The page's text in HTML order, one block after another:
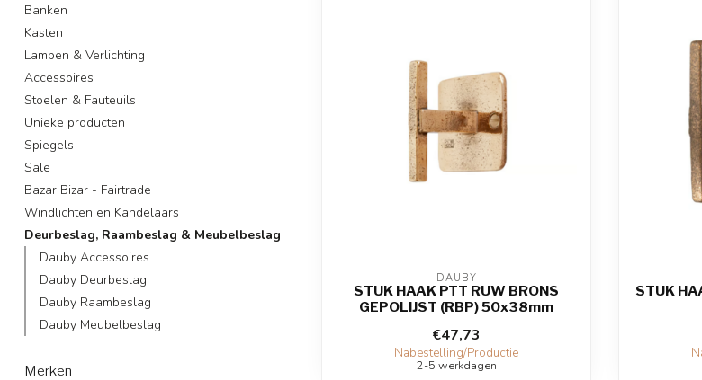
Banken
Kasten
Lampen & Verlichting
Accessoires
Stoelen & Fauteuils
Unieke producten
Spiegels
Sale
Bazar Bizar - Fairtrade
Windlichten en Kandelaars
Deurbeslag, Raambeslag & Meubelbeslag
Dauby Accessoires
Dauby Deurbeslag
Dauby Raambeslag
Dauby Meubelbeslag
Merken
DAUBY
STUK HAAK PTT RUW BRONS
GEPOLIJST (RBP) 50x38mm
€47,73
Nabestelling/Productie
2-5 werkdagen
STUK